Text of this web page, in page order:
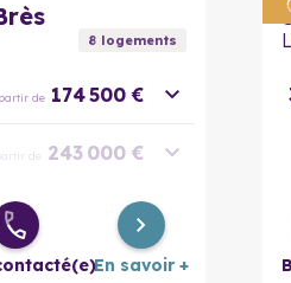
8logements
de 174 500 €
de 243 000 €
partir de 315 500 €
En savoir +